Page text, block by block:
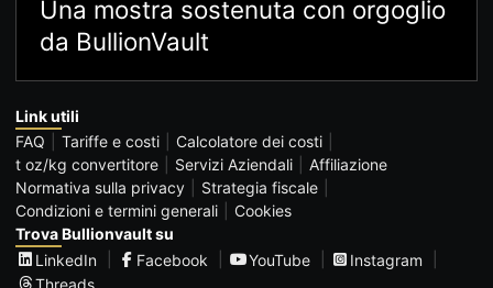
Una mostra sostenuta con orgoglio
da BullionVault
Link utili
FAQ
Tariffe e costi
Calcolatore dei costi
t oz/kg convertitore
Servizi Aziendali
Affiliazione
Normativa sulla privacy
Strategia fiscale
Condizioni e termini generali
Cookies
Trova Bullionvault su
LinkedIn
Facebook YouTube
Instagram